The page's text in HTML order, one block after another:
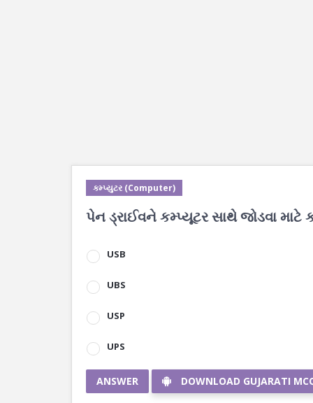
કમ્પ્યુટર (Computer)
પેન ડ્રાઈવને કમ્પ્યૂટર સાથે જોડવા માટે
USB
UBS
USP
UPS
ANSWER DOWNLOAD GUJARATI